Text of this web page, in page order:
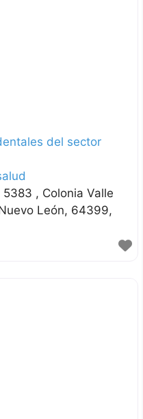
del sector
5383 , Colonia Valle
León
64399